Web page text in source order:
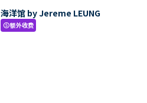
海洋馆 by Jereme LEUNG
paid额外收费